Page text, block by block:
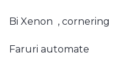
Bi Xenon , cornering
Faruri automate